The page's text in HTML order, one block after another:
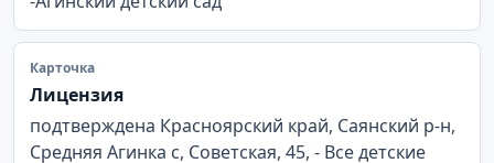
Карточка
Лицензия
подтверждена Красноярский край, Саянский р-н,
Средняя Агинка с, Советская, 45, - Все детские